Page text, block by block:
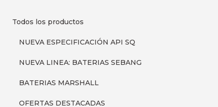
Todos los productos
NUEVA ESPECIFICACIÓN API SQ
NUEVA LINEA: BATERIAS SEBANG
BATERIAS MARSHALL
OFERTAS DESTACADAS